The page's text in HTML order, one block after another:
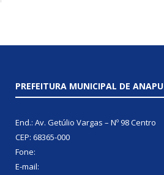
PREFEITURA MUNICIPAL DE ANAPU
End.: Av. Getúlio Vargas – Nº 98 Centro
CEP: 68365-000
Fone:
E-mail: